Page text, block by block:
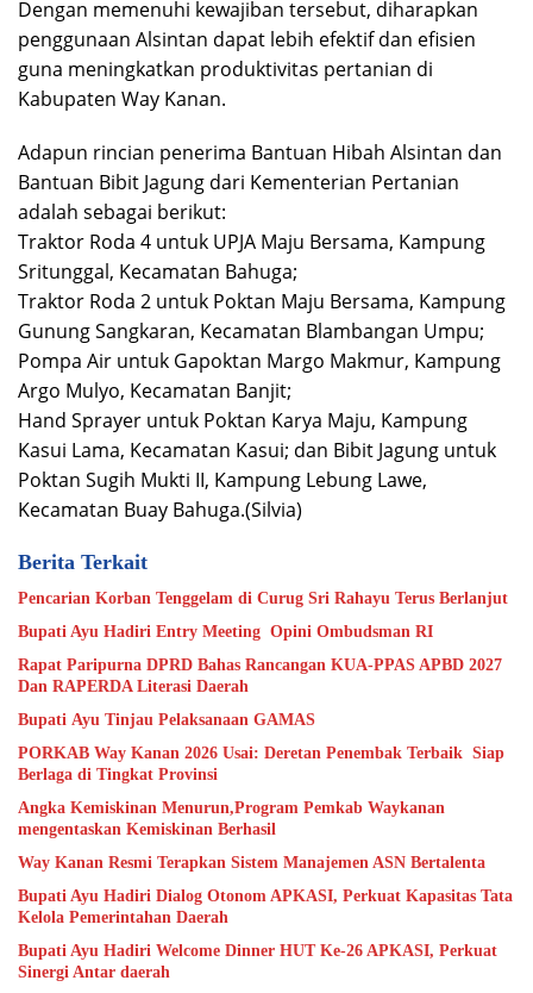
Dengan memenuhi kewajiban tersebut, diharapkan
penggunaan Alsintan dapat lebih efektif dan efisien
guna meningkatkan produktivitas pertanian di
Kabupaten Way Kanan.
Adapun rincian penerima Bantuan Hibah Alsintan dan
Bantuan Bibit Jagung dari Kementerian Pertanian
adalah sebagai berikut:
Traktor Roda 4 untuk UPJA Maju Bersama, Kampung
Sritunggal, Kecamatan Bahuga;
Traktor Roda 2 untuk Poktan Maju Bersama, Kampung
Gunung Sangkaran, Kecamatan Blambangan Umpu;
Pompa Air untuk Gapoktan Margo Makmur, Kampung
Argo Mulyo, Kecamatan Banjit;
Hand Sprayer untuk Poktan Karya Maju, Kampung
Kasui Lama, Kecamatan Kasui; dan Bibit Jagung untuk
Poktan Sugih Mukti II, Kampung Lebung Lawe,
Kecamatan Buay Bahuga.(Silvia)
Berita Terkait
Pencarian Korban Tenggelam di Curug Sri Rahayu Terus Berlanjut
Bupati Ayu Hadiri Entry Meeting Opini Ombudsman RI
Rapat Paripurna DPRD Bahas Rancangan KUA-PPAS APBD 2027
Dan RAPERDA Literasi Daerah
Bupati Ayu Tinjau Pelaksanaan GAMAS
PORKAB Way Kanan 2026 Usai: Deretan Penembak Terbaik Siap
Berlaga di Tingkat Provinsi
Angka Kemiskinan Menurun,Program Pemkab Waykanan
mengentaskan Kemiskinan Berhasil
Way Kanan Resmi Terapkan Sistem Manajemen ASN Bertalenta
Bupati Ayu Hadiri Dialog Otonom APKASI, Perkuat Kapasitas Tata
Kelola Pemerintahan Daerah
Bupati Ayu Hadiri Welcome Dinner HUT Ke-26 APKASI, Perkuat
Sinergi Antar daerah